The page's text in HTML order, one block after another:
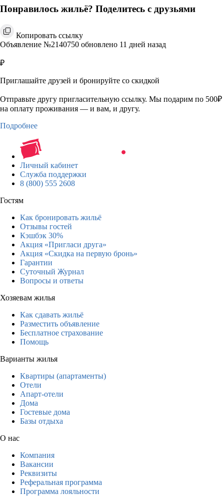
Понравилось жильё? Поделитесь с друзьями
Копировать ссылку
Объявление №2140750 обновлено 11 дней назад
₽
Приглашайте друзей и бронируйте со скидкой
Отправьте другу пригласительную ссылку. Мы подарим по 500₽
на оплату проживания — и вам, и другу.
Подробнее
Личный кабинет
Служба поддержки
8 (800) 555 2608
Гостям
Как бронировать жильё
Отзывы гостей
Кэшбэк 30%
Акция «Пригласи друга»
Акция «Скидка на первую бронь»
Гарантии
Суточный Журнал
Вопросы и ответы
Хозяевам жилья
Как сдавать жильё
Разместить объявление
Бесплатное страхование
Помощь
Варианты жилья
Квартиры (апартаменты)
Отели
Апарт-отели
Дома
Гостевые дома
Базы отдыха
О нас
Компания
Вакансии
Реквизиты
Реферальная программа
Программа лояльности